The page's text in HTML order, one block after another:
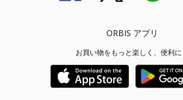
ORBIS アプリ
お買い物をもっと楽しく、便利に